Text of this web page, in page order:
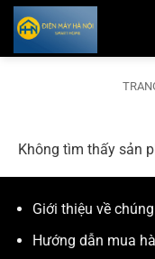
Bỏ
qua
nội
Không tìm thấy sản
Giới thiệu về
Hướng dẫn mua